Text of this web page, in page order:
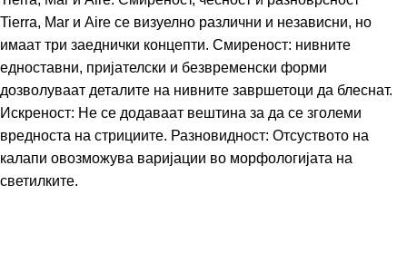
Tierra, Mar и Aire се визуелно различни и независни, но
имаат три заеднички концепти. Смиреност: нивните
едноставни, пријателски и безвременски форми
дозволуваат деталите на нивните завршетоци да блеснат.
Искреност: Не се додаваат вештина за да се зголеми
вредноста на стрициите. Разновидност: Отсуството на
калапи овозможува варијации во морфологијата на
светилките.